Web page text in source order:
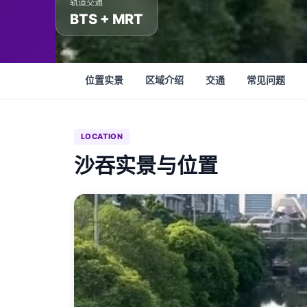
轨道交通
BTS + MRT
位置实景 区域介绍 交通 常见问题
LOCATION
沙吞实景与位置